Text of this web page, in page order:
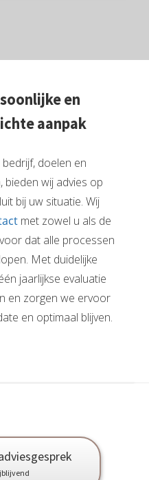
en
aanpak
doelen en
bieden wij advies op
bij uw situatie. Wij
met zowel u als de
dat alle processen
Met duidelijke
jaarlijkse evaluatie
en zorgen we ervoor
en optimaal blijven.